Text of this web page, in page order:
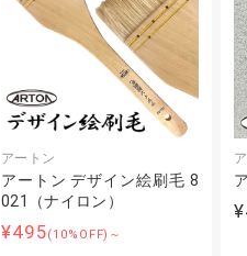
アートン
アートン デザイン絵刷毛 8
021（ナイロン）
¥495(10%OFF)～